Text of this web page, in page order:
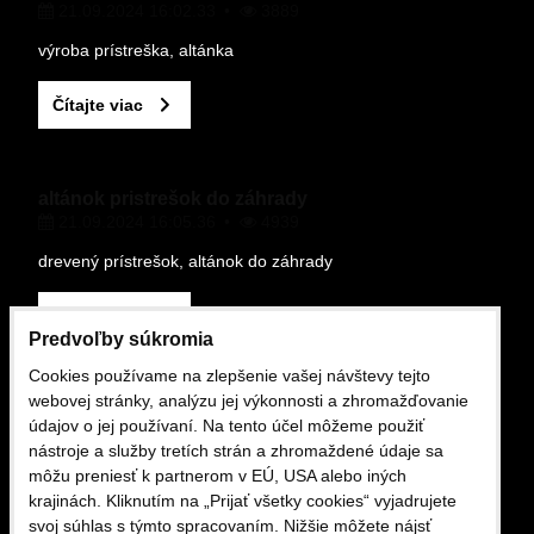
výroba prístreška, altánka
Čítajte viac
drevený prístrešok, altánok do záhrady
OBCHODNÉ PODMIENKY
Obchodne podmienky
16.02.2025 12:13.29 1425
Predvoľby súkromia
Cookies používame na zlepšenie vašej návštevy tejto
webovej stránky, analýzu jej výkonnosti a zhromažďovanie
údajov o jej používaní. Na tento účel môžeme použiť
nástroje a služby tretích strán a zhromaždené údaje sa
môžu preniesť k partnerom v EÚ, USA alebo iných
krajinách. Kliknutím na „Prijať všetky cookies“ vyjadrujete
svoj súhlas s týmto spracovaním. Nižšie môžete nájsť